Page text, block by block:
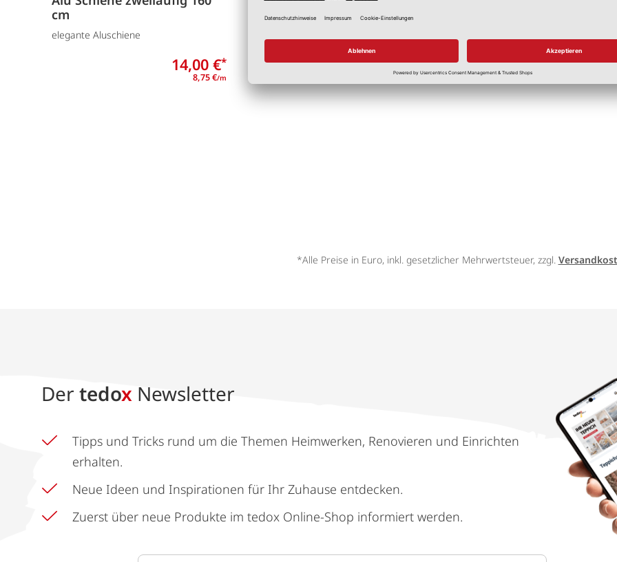
cm
elegante Aluschiene
14,00 €*
8,75 €/m
Zweiläufig
7,00 €*
5,83 €/m
*Alle Preise in Euro, inkl. gesetzlicher Mehrwertsteuer, zzgl.
Der tedox Newsletter
Tipps und Tricks rund um die Themen Heimwerken, Renovieren und Einrichten
erhalten.
Neue Ideen und Inspirationen für Ihr Zuhause entdecken.
Zuerst über neue Produkte im tedox Online-Shop informiert werden.